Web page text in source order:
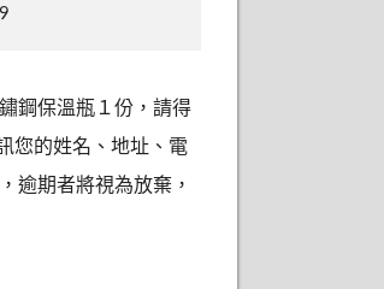
鋼保溫瓶１份，請得
您的姓名、地址、電
逾期者將視為放棄，